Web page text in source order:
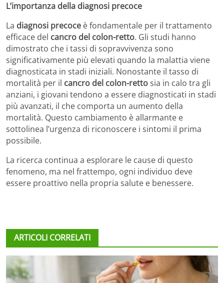
L’importanza della diagnosi precoce
La diagnosi precoce è fondamentale per il trattamento
efficace del cancro del colon-retto. Gli studi hanno
dimostrato che i tassi di sopravvivenza sono
significativamente più elevati quando la malattia viene
diagnosticata in stadi iniziali. Nonostante il tasso di
mortalità per il cancro del colon-rettosia in calo tra gli
anziani, i giovani tendono a essere diagnosticati in stadi
più avanzati, il che comporta un aumento della
mortalità. Questo cambiamento è allarmante e
sottolinea l’urgenza di riconoscere i sintomi il prima
possibile.
La ricerca continua a esplorare le cause di questo
fenomeno, ma nel frattempo, ogni individuo deve
essere proattivo nella propria salute e benessere.
ARTICOLI CORRELATI